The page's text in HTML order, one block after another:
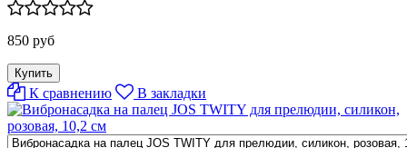
850 руб
К сравнению В закладки